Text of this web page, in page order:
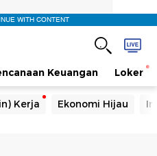
WITH CONTENT
Keuangan Loker
Kerja Ekonomi Hijau